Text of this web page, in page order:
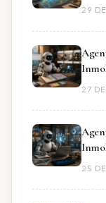
29
27
25